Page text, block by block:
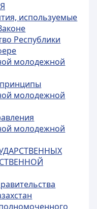
используемые
Республики
молодежной
молодежной
молодежной